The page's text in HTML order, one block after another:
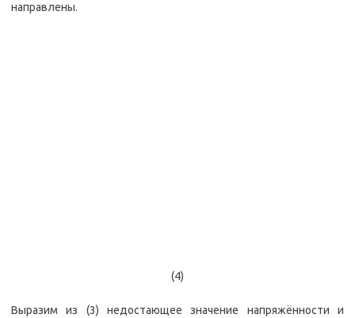
направлены.
(4)
Выразим из (3) недостающее значение напряжённости и